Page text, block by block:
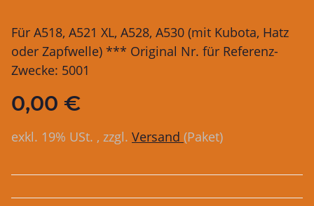
Für A518, A521 XL, A528, A530 (mit Kubota, Hatz
oder Zapfwelle) *** Original Nr. für Referenz-
Zwecke: 5001
0,00 €
exkl. 19% USt. , zzgl. Versand (Paket)